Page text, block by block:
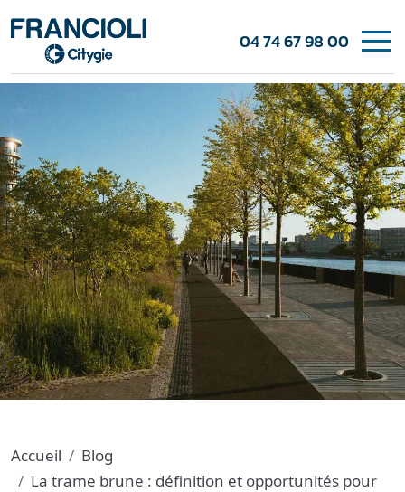
04 74 67 98 00
Accueil
Blog
La trame brune : définition et opportunités pour